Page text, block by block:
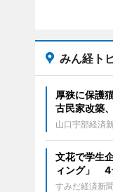
みん経ト
厚狭に保護
古民家改築
山口宇部経済
文花で学生
ィング」 4
すみだ経済新聞